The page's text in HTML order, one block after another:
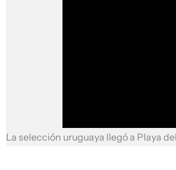
La selección uruguaya llegó a Playa